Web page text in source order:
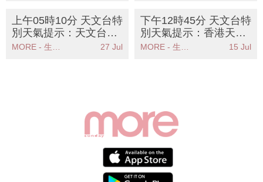
上午05時10分 天文台特
別天氣提示：天文台發
出特別天氣提示香港廣
泛地區可能受大雨影響
MORE - 生活品味
下午12時45分 天文台特
別天氣提示：香港天文
台發出強陣風警告市民
應注意安全
MORE - 生活品味